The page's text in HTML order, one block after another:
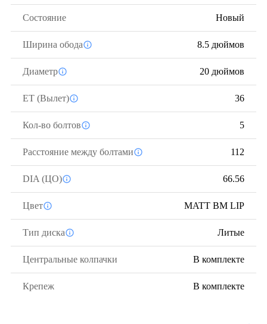
Состояние Новый
Ширина обода 8.5 дюймов
Диаметр 20 дюймов
ЕТ (Вылет) 36
Кол-во болтов 5
Расстояние между болтами 112
DIA (ЦО) 66.56
Цвет MATT BM LIP
Тип диска Литые
Центральные колпачки В комплекте
Крепеж В комплекте